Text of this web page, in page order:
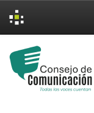
navigation